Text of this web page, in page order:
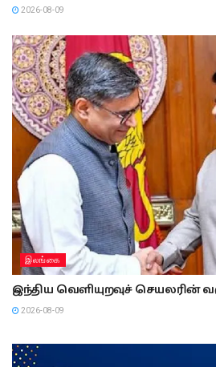
2026-08-09
இலங்கை
இந்திய வெளியுறவுச் செயலரின்
2026-08-09